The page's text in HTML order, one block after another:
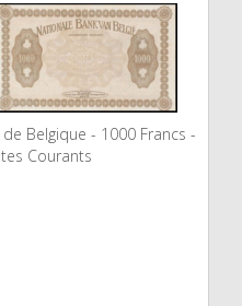
Belgique - 1000 Francs -
Courants